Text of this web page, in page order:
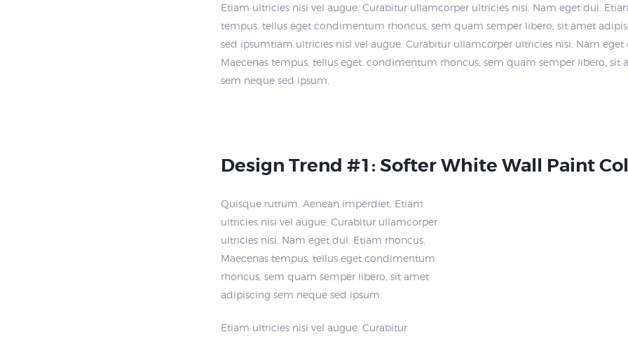
Etiam ultricies nisi vel augue. Curabitur ullamcorper ultricies nisi. Nam eget dui.
tempus, tellus eget condimentum rhoncus, sem quam semper libero, sit amet
sed ipsumtiam ultricies nisi vel augue. Curabitur ullamcorper ultricies nisi. Nam eget
Maecenas tempus, tellus eget. condimentum rhoncus, sem quam semper libero, sit
sem neque sed ipsum.
Design Trend #1: Softer White Wall Paint
Quisque rutrum. Aenean imperdiet. Etiam
ultricies nisi vel augue. Curabitur ullamcorper
ultricies nisi. Nam eget dui. Etiam rhoncus.
Maecenas tempus, tellus eget condimentum
rhoncus, sem quam semper libero, sit amet
adipiscing sem neque sed ipsum.
Etiam ultricies nisi vel augue. Curabitur